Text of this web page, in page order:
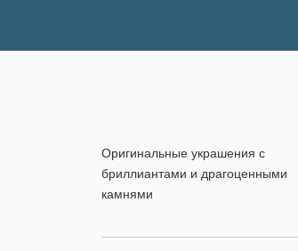
Оригинальные украшения с
бриллиантами и драгоценными
камнями